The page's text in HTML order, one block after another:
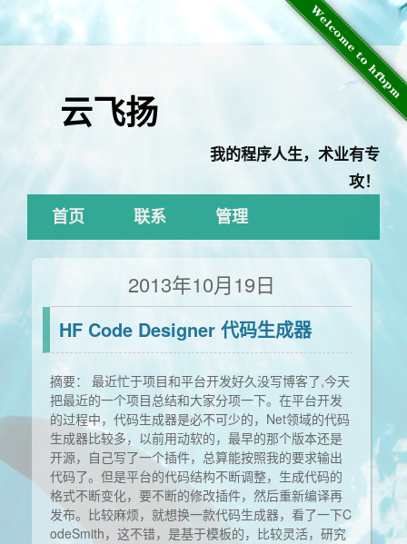
云飞扬
我的程序人生，术业有专
攻！
首页 联系 管理
2013年10月19日
HF Code Designer 代码生成器
摘要： 最近忙于项目和平台开发好久没写博客了,今天
把最近的一个项目总结和大家分项一下。在平台开发
的过程中，代码生成器是必不可少的，Net领域的代码
生成器比较多，以前用动软的，最早的那个版本还是
开源，自己写了一个插件，总算能按照我的要求输出
代码了。但是平台的代码结构不断调整，生成代码的
格式不断变化，要不断的修改插件，然后重新编译再
发布。比较麻烦，就想换一款代码生成器，看了一下C
odeSmith，这不错，是基于模板的，比较灵活，研究